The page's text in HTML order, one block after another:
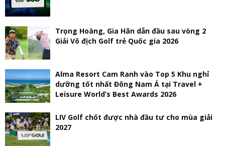
Trọng Hoàng, Gia Hân dẫn đầu sau vòng 2
Giải Vô địch Golf trẻ Quốc gia 2026
Alma Resort Cam Ranh vào Top 5 Khu nghỉ
dưỡng tốt nhất Đông Nam Á tại Travel +
Leisure World’s Best Awards 2026
LIV Golf chốt được nhà đầu tư cho mùa giải
2027